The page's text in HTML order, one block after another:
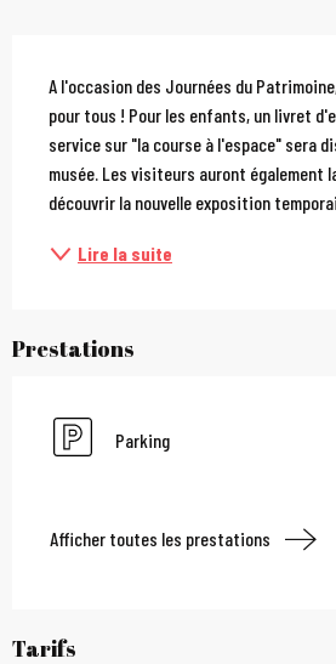
Description
A l'occasion des Journées du
pour tous ! Pour les enfants, un livret
service sur "la course à l'espace" sera
musée. Les visiteurs auront également
découvrir la nouvelle exposition
Lire la suite
Prestations
Parking
Afficher toutes les prestations
Tarifs